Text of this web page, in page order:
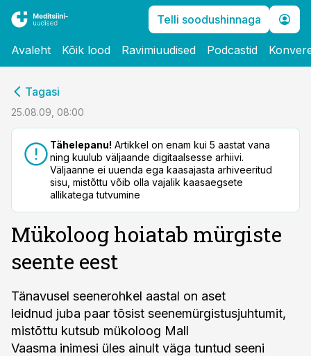
Telli soodushinnaga
Avaleht Kõik lood Ravimiuudised Podcastid
Tagasi
25.08.09, 08:00
Tähelepanu! Artikkel on enam kui 5 aastat vana
ning kuulub väljaande digitaalsesse arhiivi.
Väljaanne ei uuenda ega kaasajasta arhiveeritud
sisu, mistõttu võib olla vajalik kaasaegsete
allikatega tutvumine
Mükoloog hoiatab mürgiste
seente eest
Tänavusel seenerohkel aastal on aset
leidnud juba paar tõsist seenemürgistusjuhtumit,
mistõttu kutsub mükoloog Mall
Vaasma inimesi üles ainult väga tuntud seeni